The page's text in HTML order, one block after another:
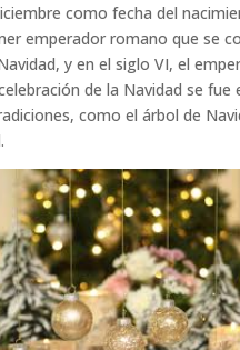
como fecha del
emperador romano que se
y en el siglo VI, el
de la Navidad se
como el árbol de